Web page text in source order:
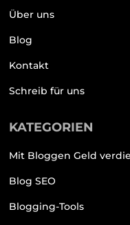
Über uns
Blog
Kontakt
Schreib für uns
KATEGORIEN
Mit Bloggen Geld
Blog SEO
Blogging-Tools